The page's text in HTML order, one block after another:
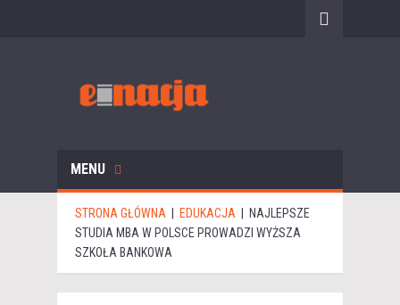
MENU
STRONA GŁÓWNA EDUKACJA
NAJLEPSZE
STUDIA MBA W POLSCE PROWADZI WYŻSZA
SZKOŁA BANKOWA